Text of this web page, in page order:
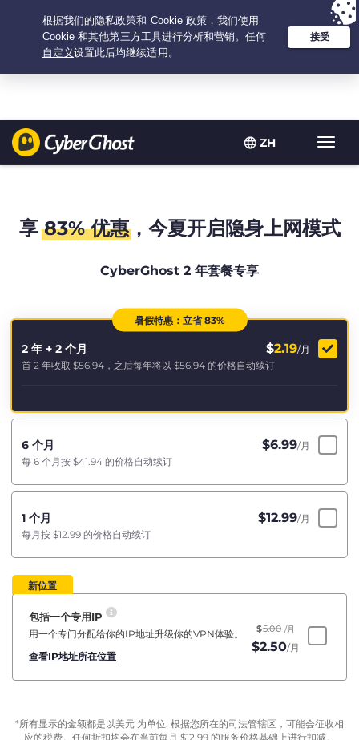
ZH
Your choice:The Best Dealfor 2.1666666666667-years at $2.19
/month
享83% 优惠，今夏开启隐身上网模式
CyberGhost 2 年套餐专享
暑假特惠：立省 83%
2 年 + 2 个月 $2.19/月
首 2 年收取 $56.94 ，之后每年将以 $56.94 的价格自动续订
6 个月 $6.99/月
每 6 个月按 $41.94 的价格自动续订
1 个月 $12.99/月
每月按 $12.99 的价格自动续订
新位置
包括一个专用IP
用一个专门分配给你的IP地址升级你的VPN体验。
查看IP地址所在位置
$5.00 /月
$2.50/月
*所有显示的金额都是以美元 为单位. 根据您所在的司法管辖区，可能会征收相
应的税费。任何折扣均会在当前每月 $12.99的服务价格基础上进行扣减。